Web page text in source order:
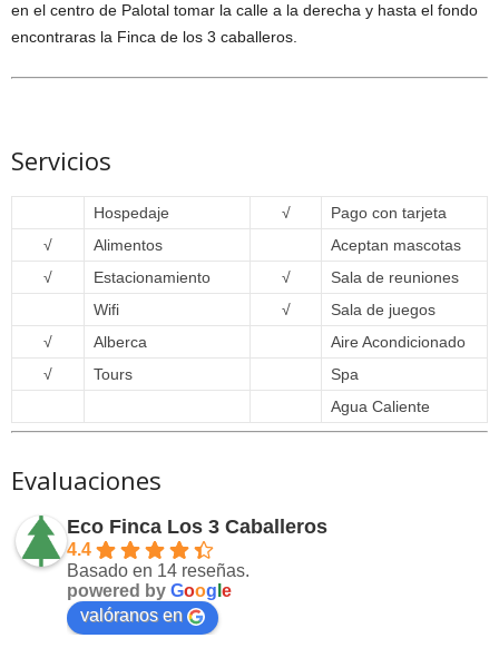
en el centro de Palotal tomar la calle a la derecha y hasta el fondo
encontraras la Finca de los 3 caballeros.
Servicios
Hospedaje √
Pago con tarjeta
√
Alimentos
Aceptan mascotas
√
Estacionamiento √
Sala de reuniones
Wifi
√
Sala de juegos
√
Alberca
Aire Acondicionado
√
Tours
Spa
Agua Caliente
Evaluaciones
Eco Finca Los 3 Caballeros
4.4
Basado en 14 reseñas.
powered by Goog e
valóranos en